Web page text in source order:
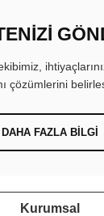
çözümlerini
DAHA FAZLA BILGI
Kurumsal